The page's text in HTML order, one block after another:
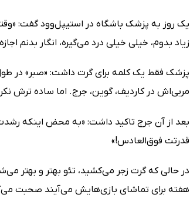
یک روز به پزشک باشگاه در استیپل‌وود گفت:
زیاد بدوم، خیلی خیلی درد می‌گیره، انگار بدنم
پزشک فقط یک کلمه برای گرت داشت: «صبر» در طول
مربی‌اش در کاردیف، گوین، جرج. اما ساده ترش
بعد از آن جرج تاکید داشت: «به محض اینکه
قدرتت فوق‌العادس!»
در حالی که گرت زجر می‌کشید، تئو بهتر و بهتر
هفته برای تماشای بازی‌هایش می‌آیند صحبت